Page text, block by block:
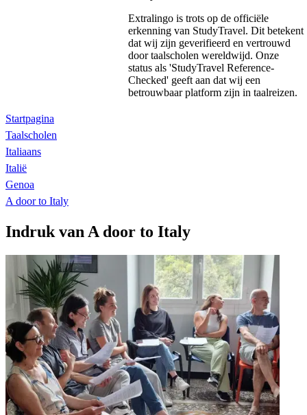
Extralingo is trots op de officiële
erkenning van StudyTravel. Dit betekent
dat wij zijn geverifieerd en vertrouwd
door taalscholen wereldwijd. Onze
status als 'StudyTravel Reference-
Checked' geeft aan dat wij een
betrouwbaar platform zijn in taalreizen.
Startpagina
Taalscholen
Italiaans
Italië
Genoa
A door to Italy
Indruk van A door to Italy